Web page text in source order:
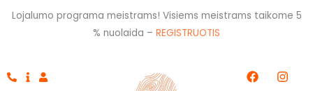
Pereiti
Lojalumo programa meistrams! Visiems meistrams taikome 5
% nuolaida – REGISTRUOTIS
F
a
I
n